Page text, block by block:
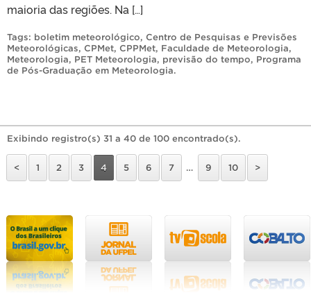
maioria das regiões. Na […]
Tags: boletim meteorológico, Centro de Pesquisas e Previsões
Meteorológicas, CPMet, CPPMet, Faculdade de Meteorologia,
Meteorologia, PET Meteorologia, previsão do tempo, Programa
de Pós-Graduação em Meteorologia.
Exibindo registro(s) 31 a 40 de 100 encontrado(s).
< 1 2 3 4 5 6 7 … 9 10 >